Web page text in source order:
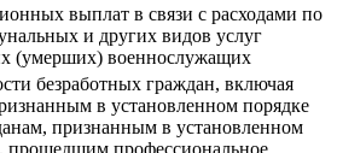
выплат в связи с расходами по
и других видов услуг
(умерших) военнослужащих
безработных граждан, включая
в установленном порядке
признанным в установленном